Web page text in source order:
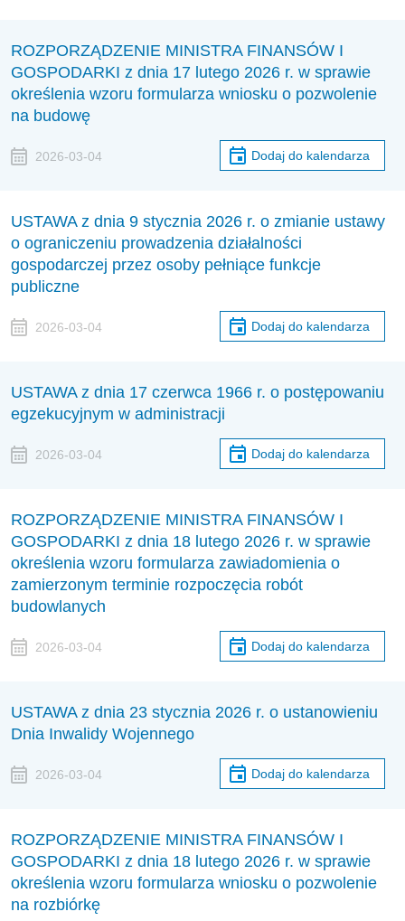
ROZPORZĄDZENIE MINISTRA FINANSÓW I
GOSPODARKI z dnia 17 lutego 2026 r. w sprawie
określenia wzoru formularza wniosku o pozwolenie
na budowę
2026-03-04 Dodaj do kalendarza
USTAWA z dnia 9 stycznia 2026 r. o zmianie ustawy
o ograniczeniu prowadzenia działalności
gospodarczej przez osoby pełniące funkcje
publiczne
2026-03-04 Dodaj do kalendarza
USTAWA z dnia 17 czerwca 1966 r. o postępowaniu
egzekucyjnym w administracji
2026-03-04 Dodaj do kalendarza
ROZPORZĄDZENIE MINISTRA FINANSÓW I
GOSPODARKI z dnia 18 lutego 2026 r. w sprawie
określenia wzoru formularza zawiadomienia o
zamierzonym terminie rozpoczęcia robót
budowlanych
2026-03-04 Dodaj do kalendarza
USTAWA z dnia 23 stycznia 2026 r. o ustanowieniu
Dnia Inwalidy Wojennego
2026-03-04 Dodaj do kalendarza
ROZPORZĄDZENIE MINISTRA FINANSÓW I
GOSPODARKI z dnia 18 lutego 2026 r. w sprawie
określenia wzoru formularza wniosku o pozwolenie
na rozbiórkę